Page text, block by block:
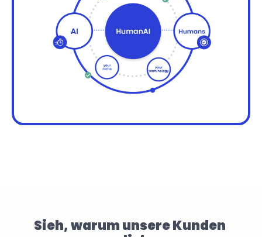
Sieh, warum unsere Kunden